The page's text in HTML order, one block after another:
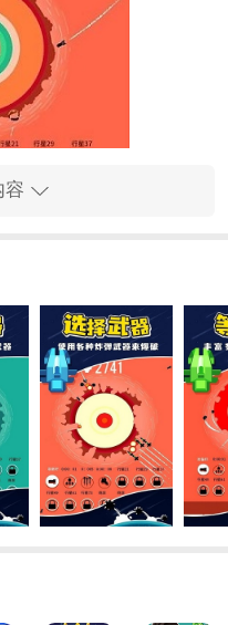
则移动，可以探索太阳
星球，成功摧毁星球
和导弹来攻击其他星
容